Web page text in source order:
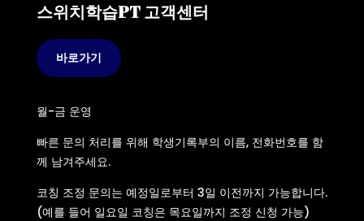
스위치학습PT 고객센터
바로가기
월-금 운영
빠른 문의 처리를 위해 학생기록부의 이름, 전화번호를 함
께 남겨주세요.
코칭 조정 문의는 예정일로부터 3일 이전까지 가능합니다.
(예를 들어 일요일 코칭은 목요일까지 조정 신청 가능)